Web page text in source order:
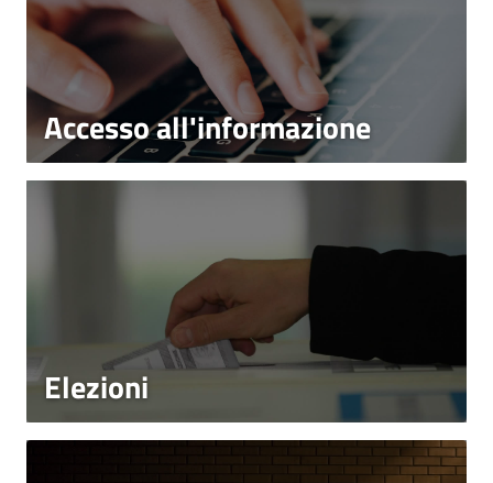
Accesso all'informazione
Elezioni